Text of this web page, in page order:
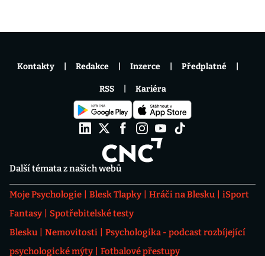
Další témata z našich webů
Moje Psychologie Blesk Tlapky Hráči na Blesku
iSport
Fantasy
Spotřebitelské testy
Blesku
Nemovitosti
Psychologika - podcast rozbíjející
psychologické mýty
Fotbalové přestupy
Kontakty Redakce Inzerce Předplatné
RSS Kariéra